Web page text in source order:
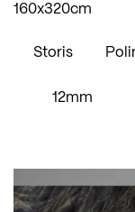
160x320cm
Storis
12mm